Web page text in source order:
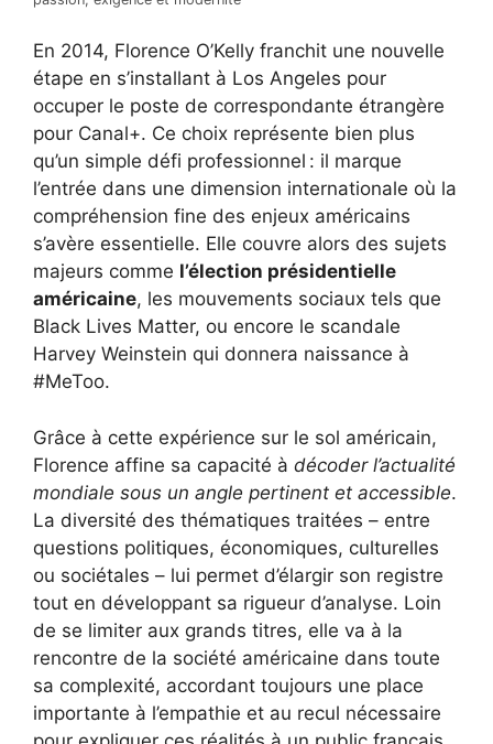
En 2014, Florence O’Kelly franchit une nouvelle
étape en s’installant à Los Angeles pour
occuper le poste de correspondante étrangère
pour Canal+. Ce choix représente bien plus
qu’un simple défi professionnel : il marque
l’entrée dans une dimension internationale où la
compréhension fine des enjeux américains
s’avère essentielle. Elle couvre alors des sujets
majeurs comme l’élection présidentielle
américaine, les mouvements sociaux tels que
Black Lives Matter, ou encore le scandale
Harvey Weinstein qui donnera naissance à
#MeToo.
Grâce à cette expérience sur le sol américain,
Florence affine sa capacité à décoder l’actualité
mondiale sous un angle pertinent et accessible.
La diversité des thématiques traitées – entre
questions politiques, économiques, culturelles
ou sociétales – lui permet d’élargir son registre
tout en développant sa rigueur d’analyse. Loin
de se limiter aux grands titres, elle va à la
rencontre de la société américaine dans toute
sa complexité, accordant toujours une place
importante à l’empathie et au recul nécessaire